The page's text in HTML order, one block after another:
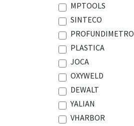
MPTOOLS
SINTECO
PROFUNDIMETRO
PLASTICA
JOCA
OXYWELD
DEWALT
YALIAN
VHARBOR